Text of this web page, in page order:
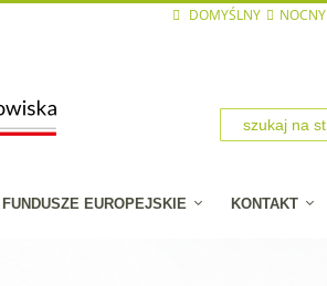
DOMYŚLNY NOCNY
FUNDUSZE EUROPEJSKIE KONTAKT